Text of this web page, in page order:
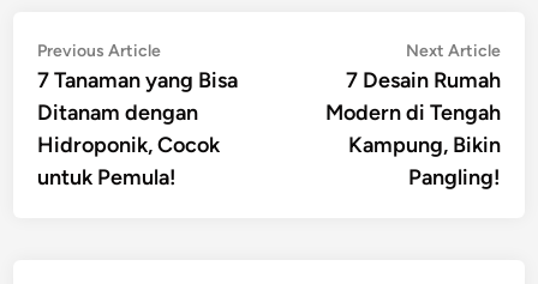
Post
navigation
Previous ArticlePrevious
article:
7 Tanaman yang Bisa
Ditanam dengan
Hidroponik, Cocok
untuk Pemula!
Next Article
7 Desain Rumah
Modern di Tengah
Kampung, Bikin
Pangling!